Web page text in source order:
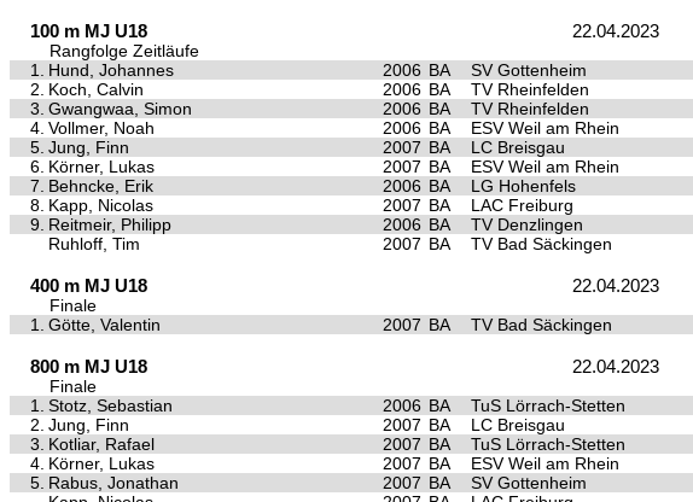
100 m MJ U18 22.04.2023
Rangfolge Zeitläufe
1.
Hund, Johannes 2006 BA SV Gottenheim
2. Koch, Calvin 2006 BA TV Rheinfelden
3. Gwangwaa, Simon 2006 BA TV Rheinfelden
4. Vollmer, Noah 2006 BA ESV Weil am Rhein
5. Jung, Finn 2007 BA LC Breisgau
6. Körner, Lukas 2007 BA ESV Weil am Rhein
7. Behncke, Erik 2006 BA LG Hohenfels
8. Kapp, Nicolas 2007 BA LAC Freiburg
9. Reitmeir, Philipp 2006 BA TV Denzlingen
Ruhloff, Tim 2007 BA TV Bad Säckingen
400 m MJ U18 22.04.2023
Finale
1.
Götte, Valentin 2007 BA TV Bad Säckingen
800 m MJ U18 22.04.2023
Finale
1.
Stotz, Sebastian 2006 BA TuS Lörrach-Stetten
2. Jung, Finn 2007 BA LC Breisgau
3. Kotliar, Rafael 2007 BA TuS Lörrach-Stetten
4. Körner, Lukas 2007 BA ESV Weil am Rhein
5. Rabus, Jonathan 2007 BA SV Gottenheim